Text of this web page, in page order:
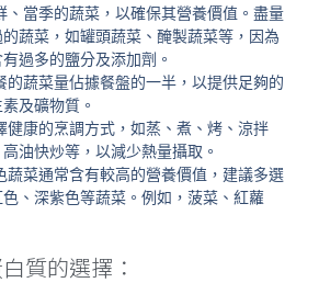
、當季的蔬菜，以確保其營養價值。盡量
蔬菜，如罐頭蔬菜、醃製蔬菜等，因為
過多的鹽分及添加劑。
的蔬菜量佔據餐盤的一半，以提供足夠的
及礦物質。
健康的烹調方式，如蒸、煮、烤、涼拌
油快炒等，以減少熱量攝取。
蔬菜通常含有較高的營養價值，建議多選
、深紫色等蔬菜。例如，菠菜、紅蘿
質的選擇：